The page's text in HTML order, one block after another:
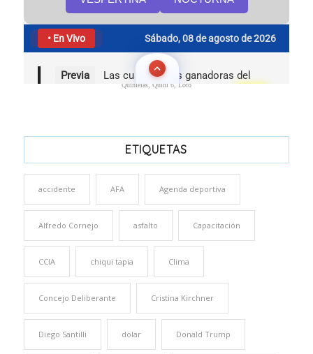
Quinielas, Quini 6, Loto
ETIQUETAS
accidente AFA Agenda deportiva
Alfredo Cornejo asfalto Capacitación
CCIA chiqui tapia Clima
Concejo Deliberante Cristina Kirchner
Diego Santilli dolar Donald Trump